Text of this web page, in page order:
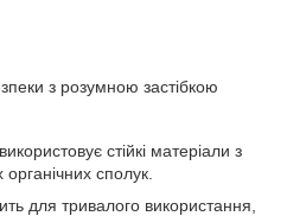
з розумною застібкою
стійкі матеріали з
сполук.
для тривалого використання,